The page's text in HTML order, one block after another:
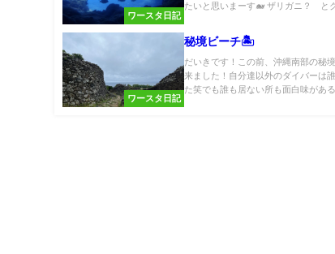
ワースタ日記
たいと思いまーす🐋 ザリガニ？ と
ワースタ日記
秘境ビーチ🏝️
だいきです！この前、沖縄南部の秘
来ました！自分達以外のダイバーは
た笑でも誰も居ない所も面白味がある